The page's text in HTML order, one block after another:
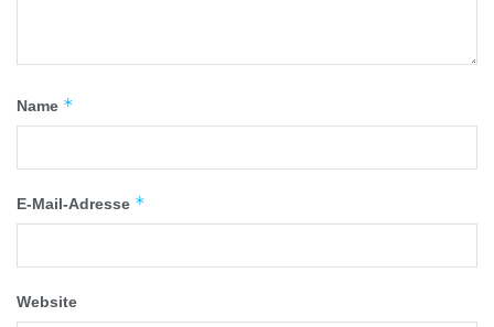
Name *
E-Mail-Adresse *
Website